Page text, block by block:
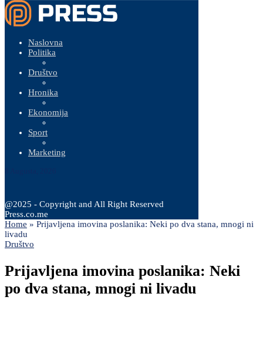
Naslovna
Politika
Društvo
Hronika
Ekonomija
Sport
Marketing
@2025 - Copyright and All Right Reserved
Press.co.me
Home » Prijavljena imovina poslanika: Neki po dva stana, mnogi ni
livadu
Društvo
Prijavljena imovina poslanika: Neki
po dva stana, mnogi ni livadu